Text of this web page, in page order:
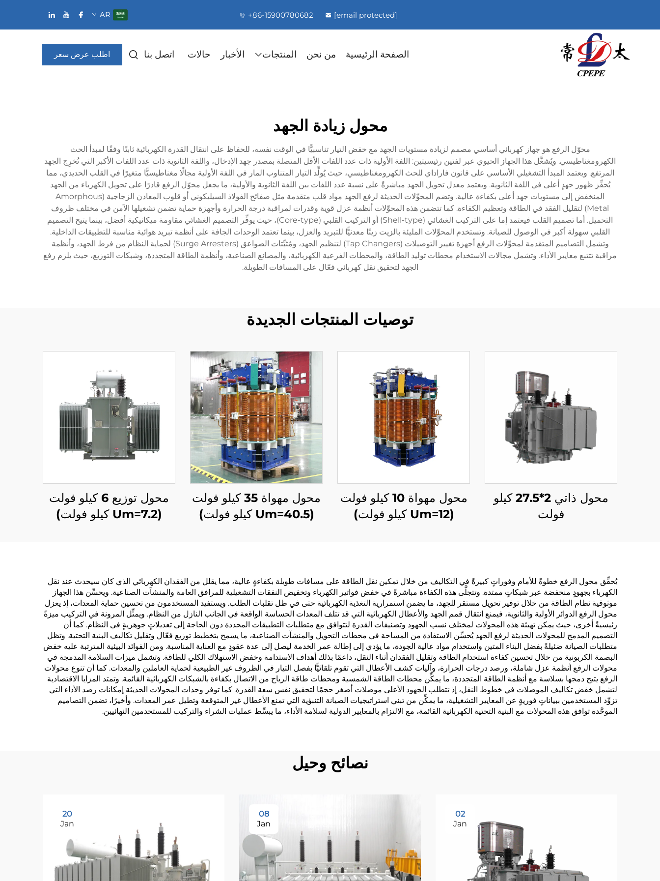
+86-15900780682 [email protected]
AR
الصفحة الرئيسية من نحن المنتجات الأخبار حالات اتصل بنا اطلب عرض سعر
محول زيادة الجهد
محوّل الرفع هو جهاز كهربائي أساسي مصمم لزيادة مستويات الجهد مع خفض التيار تناسبيًّا في الوقت نفسه، للحفاظ على انتقال القدرة الكهربائية ثابتًا وفقًا لمبدأ الحث
الكهرومغناطيسي. ويُشغَّل هذا الجهاز الحيوي عبر لفتين رئيسيتين: اللفة الأولية ذات عدد اللفات الأقل المتصلة بمصدر جهد الإدخال، واللفة الثانوية ذات عدد اللفات الأكبر التي تُخرِج الجهد
المرتفع. ويعتمد المبدأ التشغيلي الأساسي على قانون فاراداي للحث الكهرومغناطيسي، حيث يُولِّد التيار المتناوب المار في اللفة الأولية مجالًا مغناطيسيًّا متغيرًا في القلب الحديدي، مما
يُحفِّز ظهور جهدٍ أعلى في اللفة الثانوية. ويعتمد معدل تحويل الجهد مباشرةً على نسبة عدد اللفات بين اللفة الثانوية والأولية، ما يجعل محوّل الرفع قادرًا على تحويل الكهرباء من الجهد
المنخفض إلى مستويات جهد أعلى بكفاءة عالية. وتضم المحوِّلات الحديثة لرفع الجهد مواد قلب متقدمة مثل صفائح الفولاذ السيليكوني أو قلوب المعادن الزجاجية (Amorphous
Metal) لتقليل الفقد في الطاقة وتعظيم الكفاءة. كما تتضمن هذه المحوِّلات أنظمة عزل قوية وقدرات لمراقبة درجة الحرارة وأجهزة حماية تضمن تشغيلها الآمن في مختلف ظروف
التحميل. أما تصميم القلب فيعتمد إما على التركيب الغشائي (Shell-type) أو التركيب القلبي (Core-type)، حيث يوفِّر التصميم الغشائي مقاومة ميكانيكية أفضل، بينما يتيح التصميم
القلبي سهولة أكبر في الوصول للصيانة. وتستخدم المحوِّلات المليئة بالزيت زيتًا معدنيًّا للتبريد والعزل، بينما تعتمد الوحدات الجافة على أنظمة تبريد هوائية مناسبة للتطبيقات الداخلية.
وتشمل التصاميم المتقدمة لمحوِّلات الرفع أجهزة تغيير التوصيلات (Tap Changers) لتنظيم الجهد، ومُثبِّتات الصواعق (Surge Arresters) لحماية النظام من فرط الجهد، وأنظمة
مراقبة تتتبع معايير الأداء. وتشمل مجالات الاستخدام محطات توليد الطاقة، والمحطات الفرعية الكهربائية، والمصانع الصناعية، وأنظمة الطاقة المتجددة، وشبكات التوزيع، حيث يلزم رفع
الجهد لتحقيق نقل كهربائي فعّال على المسافات الطويلة.
توصيات المنتجات الجديدة
محول ذاتي 2*27.5 كيلو
فولت
محول مهواة 10 كيلو فولت
(Um=12 كيلو فولت)
محول مهواة 35 كيلو فولت
(Um=40.5 كيلو فولت)
محول توزيع 6 كيلو فولت
(Um=7.2 كيلو فولت)
يُحقِّق محول الرفع خطوةً للأمام وفوراتٍ كبيرةً في التكاليف من خلال تمكين نقل الطاقة على مسافات طويلة بكفاءةٍ عالية، مما يقلل من الفقدان الكهربائي الذي كان سيحدث عند نقل
الكهرباء بجهودٍ منخفضة عبر شبكاتٍ ممتدة. وتتجلَّى هذه الكفاءة مباشرةً في خفض فواتير الكهرباء وتخفيض النفقات التشغيلية للمرافق العامة والمنشآت الصناعية. ويحسِّن هذا الجهاز
موثوقية نظام الطاقة من خلال توفير تحويل مستقر للجهد، ما يضمن استمرارية التغذية الكهربائية حتى في ظل تقلبات الطلب. ويستفيد المستخدمون من تحسين حماية المعدات، إذ يعزل
محول الرفع الدوائر الأولية والثانوية، فيمنع انتقال قمم الجهد والأعطال الكهربائية التي قد تتلف المعدات الحساسة الواقعة في الجانب النازل من النظام. ويمثِّل المرونة في التركيب ميزةً
رئيسيةً أخرى، حيث يمكن تهيئة هذه المحولات لمختلف نسب الجهود وتصنيفات القدرة لتتوافق مع متطلبات التطبيقات المحددة دون الحاجة إلى تعديلاتٍ جوهريةٍ في النظام. كما أن
التصميم المدمج للمحولات الحديثة لرفع الجهد يُحسِّن الاستفادة من المساحة في محطات التحويل والمنشآت الصناعية، ما يسمح بتخطيط توزيع فعّال وتقليل تكاليف البنية التحتية. وتظل
متطلبات الصيانة ضئيلةً بفضل البناء المتين واستخدام مواد عالية الجودة، ما يؤدي إلى إطالة عمر الخدمة ليصل إلى عدة عقودٍ مع العناية المناسبة. ومن الفوائد البيئية المترتبة عليه خفض
البصمة الكربونية من خلال تحسين كفاءة استخدام الطاقة وتقليل الفقدان أثناء النقل، داعمًا بذلك أهداف الاستدامة وخفض الاستهلاك الكلي للطاقة. وتشمل ميزات السلامة المدمجة في
محولات الرفع أنظمة عزل شاملة، ورصد درجات الحرارة، وآليات كشف الأعطال التي تقوم تلقائيًّا بفصل التيار في الظروف غير الطبيعية لحماية العاملين والمعدات. كما أن تنوع محولات
الرفع يتيح دمجها بسلاسة مع أنظمة الطاقة المتجددة، ما يمكِّن محطات الطاقة الشمسية ومحطات طاقة الرياح من الاتصال بكفاءة بالشبكات الكهربائية القائمة. وتمتد المزايا الاقتصادية
لتشمل خفض تكاليف الموصلات في خطوط النقل، إذ تتطلب الجهود الأعلى موصلات أصغر حجمًا لتحقيق نفس سعة القدرة. كما توفر وحدات المحولات الحديثة إمكانات رصد الأداء التي
تزوِّد المستخدمين ببياناتٍ فوريةٍ عن المعايير التشغيلية، ما يمكِّن من تبني استراتيجيات الصيانة التنبؤية التي تمنع الأعطال غير المتوقعة وتطيل عمر المعدات. وأخيرًا، تضمن التصاميم
الموحَّدة توافق هذه المحولات مع البنية التحتية الكهربائية القائمة، مع الالتزام بالمعايير الدولية لسلامة الأداء، ما يبسِّط عمليات الشراء والتركيب للمستخدمين النهائيين.
نصائح وحيل
02
Jan
08
Jan
20
Jan